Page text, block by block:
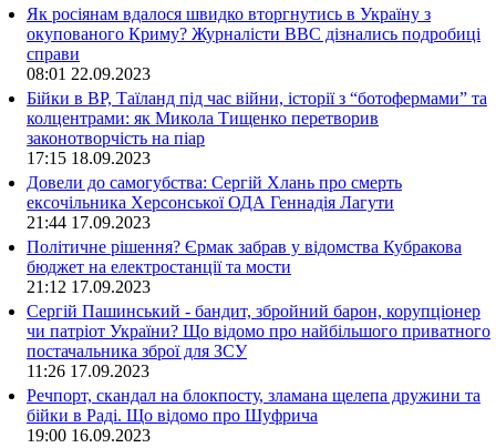
Як росіянам вдалося швидко вторгнутись в Україну з
окупованого Криму? Журналісти ВВС дізнались подробиці
справи
08:01 22.09.2023
Бійки в ВР, Таїланд під час війни, історії з “ботофермами” та
колцентрами: як Микола Тищенко перетворив
законотворчість на піар
17:15 18.09.2023
Довели до самогубства: Сергій Хлань про смерть
ексочільника Херсонської ОДА Геннадія Лагути
21:44 17.09.2023
Політичне рішення? Єрмак забрав у відомства Кубракова
бюджет на електростанції та мости
21:12 17.09.2023
Сергій Пашинський - бандит, збройний барон, корупціонер
чи патріот України? Що відомо про найбільшого приватного
постачальника зброї для ЗСУ
11:26 17.09.2023
Речпорт, скандал на блокпосту, зламана щелепа дружини та
бійки в Раді. Що відомо про Шуфрича
19:00 16.09.2023